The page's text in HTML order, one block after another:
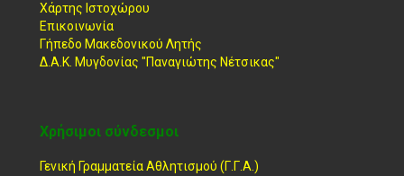
Χάρτης Ιστοχώρου
Επικοινωνία
Γήπεδο Μακεδονικού Λητής
Δ.Α.Κ. Μυγδονίας "Παναγιώτης Νέτσικας"
Χρήσιμοι σύνδεσμοι
Γενική Γραμματεία Αθλητισμού (Γ.Γ.Α.)